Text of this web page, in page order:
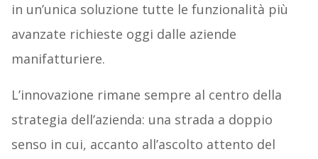
in un’unica soluzione tutte le funzionalità più
avanzate richieste oggi dalle aziende
manifatturiere.
L’innovazione rimane sempre al centro della
strategia dell’azienda: una strada a doppio
senso in cui, accanto all’ascolto attento del